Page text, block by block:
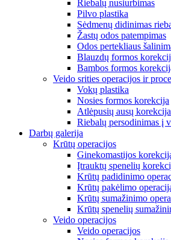
Riebalų nusiurbimas
Pilvo plastika
Sėdmenų didinimas
Žastų odos patempimas
Odos pertekliaus
Blauzdų formos
Bambos formos
Veido srities operacijos ir
Vokų plastika
Nosies formos korekcija
Atlėpusių ausų korekcija
Riebalų persodinimas į
Darbų galerija
Krūtų operacijos
Ginekomastijos
Įtrauktų spenelių
Krūtų padidinimo
Krūtų pakėlimo
Krūtų sumažinimo
Krūtų spenelių
Veido operacijos
Veido operacijos